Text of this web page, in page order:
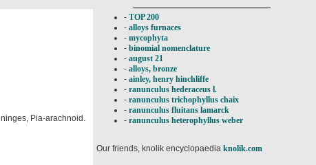
Pia-arachnoid.
- TOP 200
- alloys furnaces
- mycophyta
- binomial nomenclature
- august 21
- alloys, bronze
- ainley, henry hinchliffe
- ranunculus hederaceus l.
- ranunculus trichophyllus chaix
- ranunculus fluitans lamarck
- ranunculus heterophyllus weber
Our friends, knolik encyclopaedia knolik.com